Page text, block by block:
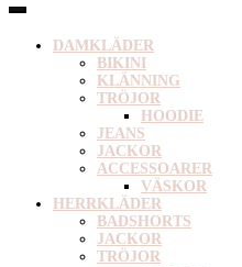
DAMKLÄDER
BIKINI
KLÄNNING
TRÖJOR
HOODIE
JEANS
JACKOR
ACCESSOARER
VÄSKOR
HERRKLÄDER
BADSHORTS
JACKOR
TRÖJOR